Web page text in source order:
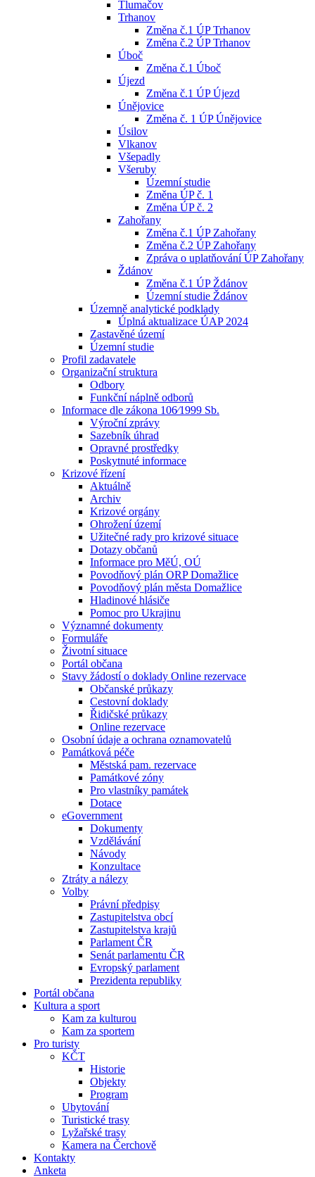
Tlumačov
Trhanov
Změna č.1 ÚP Trhanov
Změna č.2 ÚP Trhanov
Úboč
Změna č.1 Úboč
Újezd
Změna č.1 ÚP Újezd
Únějovice
Změna č. 1 ÚP Únějovice
Úsilov
Vlkanov
Všepadly
Všeruby
Územní studie
Změna ÚP č. 1
Změna ÚP č. 2
Zahořany
Změna č.1 ÚP Zahořany
Změna č.2 ÚP Zahořany
Zpráva o uplatňování ÚP Zahořany
Ždánov
Změna č.1 ÚP Ždánov
Územní studie Ždánov
Územně analytické podklady
Úplná aktualizace ÚAP 2024
Zastavěné území
Územní studie
Profil zadavatele
Organizační struktura
Odbory
Funkční náplně odborů
Informace dle zákona 106⁄1999 Sb.
Výroční zprávy
Sazebník úhrad
Opravné prostředky
Poskytnuté informace
Krizové řízení
Aktuálně
Archiv
Krizové orgány
Ohrožení území
Užitečné rady pro krizové situace
Dotazy občanů
Informace pro MěÚ, OÚ
Povodňový plán ORP Domažlice
Povodňový plán města Domažlice
Hladinové hlásiče
Pomoc pro Ukrajinu
Významné dokumenty
Formuláře
Životní situace
Portál občana
Stavy žádostí o doklady Online rezervace
Občanské průkazy
Cestovní doklady
Řidičské průkazy
Online rezervace
Osobní údaje a ochrana oznamovatelů
Památková péče
Městská pam. rezervace
Památkové zóny
Pro vlastníky památek
Dotace
eGovernment
Dokumenty
Vzdělávání
Návody
Konzultace
Ztráty a nálezy
Volby
Právní předpisy
Zastupitelstva obcí
Zastupitelstva krajů
Parlament ČR
Senát parlamentu ČR
Evropský parlament
Prezidenta republiky
Portál občana
Kultura a sport
Kam za kulturou
Kam za sportem
Pro turisty
KČT
Historie
Objekty
Program
Ubytování
Turistické trasy
Lyžařské trasy
Kamera na Čerchově
Kontakty
Anketa